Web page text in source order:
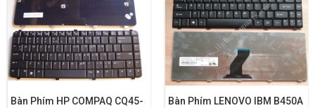
Bàn Phím HP COMPAQ CQ45-
Bàn Phím LENOVO IBM B450A